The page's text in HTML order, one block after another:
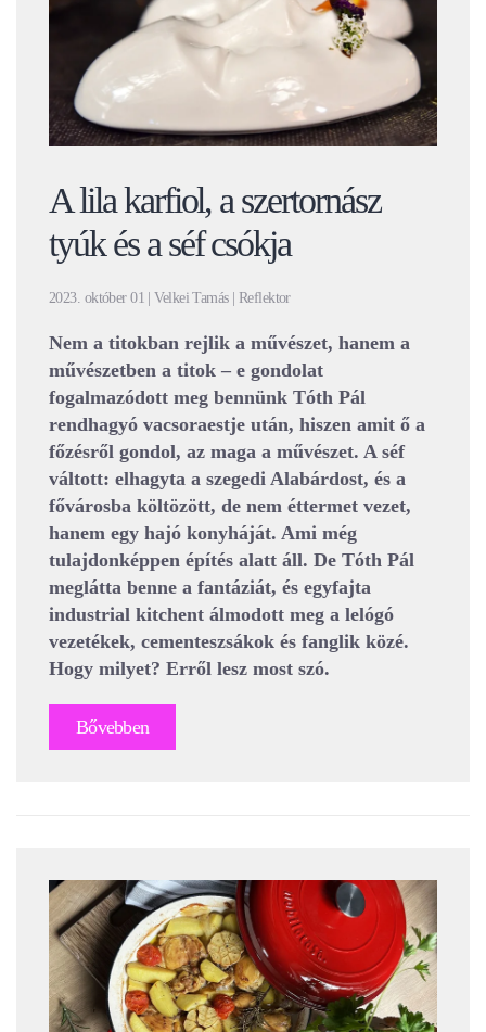
A lila karfiol, a szertornász
tyúk és a séf csókja
2023. október 01 | Velkei Tamás | Reflektor
Nem a titokban rejlik a művészet, hanem a
művészetben a titok – e gondolat
fogalmazódott meg bennünk Tóth Pál
rendhagyó vacsoraestje után, hiszen amit ő a
főzésről gondol, az maga a művészet. A séf
váltott: elhagyta a szegedi Alabárdost, és a
fővárosba költözött, de nem éttermet vezet,
hanem egy hajó konyháját. Ami még
tulajdonképpen építés alatt áll. De Tóth Pál
meglátta benne a fantáziát, és egyfajta
industrial kitchent álmodott meg a lelógó
vezetékek, cementeszsákok és fanglik közé.
Hogy milyet? Erről lesz most szó.
Bővebben